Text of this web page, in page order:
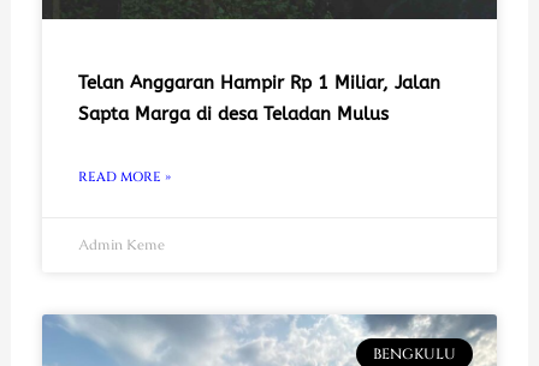
Telan Anggaran Hampir Rp 1 Miliar, Jalan
Sapta Marga di desa Teladan Mulus
READ MORE »
Admin Keme
BENGKULU